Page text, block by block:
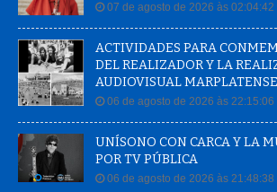
07 de agosto de 2026 às 02:04:42
ACTIVIDADES PARA
DEL REALIZADOR Y LA
AUDIOVISUAL MARPLATENSE
06 de agosto de 2026 às 22:15:06
UNÍSONO CON CARCA Y LA
POR TV PÚBLICA
06 de agosto de 2026 às 21:48:38